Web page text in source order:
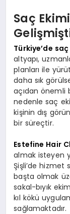
Saç
Türkiye’de
altyapı,
planları ile
daha sık
açıdan önemli
nedenle saç
kişinin dış
bir süreçtir.
Estefine Hair
almak isteyen
Şişli’de hizmet
başta olmak
sakal-bıyık
kıl kökü
sağlamaktadır.